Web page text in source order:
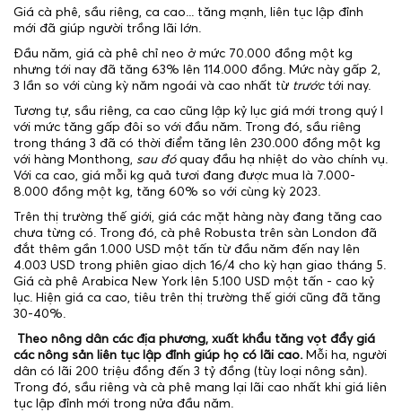
Giá cà phê, sầu riêng, ca cao... tăng mạnh, liên tục lập đỉnh
mới đã giúp người trồng lãi lớn.
Đầu năm, giá cà phê chỉ neo ở mức 70.000 đồng một kg
nhưng tới nay đã tăng 63% lên 114.000 đồng. Mức này gấp 2,
3 lần so với cùng kỳ năm ngoái và cao nhất từ trước tới nay.
Tương tự, sầu riêng, ca cao cũng lập kỷ lục giá mới trong quý I
với mức tăng gấp đôi so với đầu năm. Trong đó, sầu riêng
trong tháng 3 đã có thời điểm tăng lên 230.000 đồng một kg
với hàng Monthong, sau đó quay đầu hạ nhiệt do vào chính vụ.
Với ca cao, giá mỗi kg quả tươi đang được mua là 7.000-
8.000 đồng một kg, tăng 60% so với cùng kỳ 2023.
Trên thị trường thế giới, giá các mặt hàng này đang tăng cao
chưa từng có. Trong đó, cà phê Robusta trên sàn London đã
đắt thêm gần 1.000 USD một tấn từ đầu năm đến nay lên
4.003 USD trong phiên giao dịch 16/4 cho kỳ hạn giao tháng 5.
Giá cà phê Arabica New York lên 5.100 USD một tấn - cao kỷ
lục. Hiện giá ca cao, tiêu trên thị trường thế giới cũng đã tăng
30-40%.
Theo nông dân các địa phương, xuất khẩu tăng vọt đẩy giá
các nông sản liên tục lập đỉnh giúp họ có lãi cao. Mỗi ha, người
dân có lãi 200 triệu đồng đến 3 tỷ đồng (tùy loại nông sản).
Trong đó, sầu riêng và cà phê mang lại lãi cao nhất khi giá liên
tục lập đỉnh mới trong nửa đầu năm.